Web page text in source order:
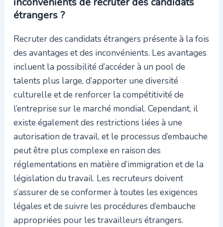
étrangers ?
Recruter des candidats étrangers présente à la fois
des avantages et des inconvénients. Les avantages
incluent la possibilité d’accéder à un pool de
talents plus large, d’apporter une diversité
culturelle et de renforcer la compétitivité de
l’entreprise sur le marché mondial. Cependant, il
existe également des restrictions liées à une
autorisation de travail, et le processus d’embauche
peut être plus complexe en raison des
réglementations en matière d’immigration et de la
législation du travail. Les recruteurs doivent
s’assurer de se conformer à toutes les exigences
légales et de suivre les procédures d’embauche
appropriées pour les travailleurs étrangers.